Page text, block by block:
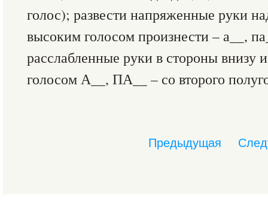
голос); развести напряженные руки
высоким голосом произнести – а__,
расслабленные руки в стороны внизу
голосом А__, ПА__ – со второго
Предыдущая